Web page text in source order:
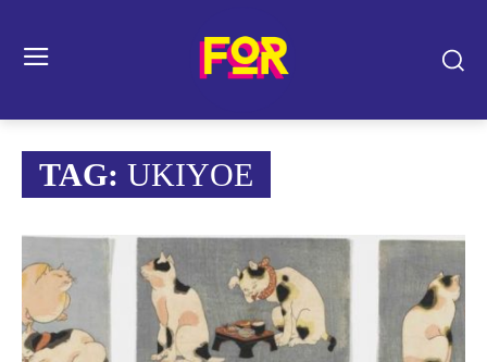
TAG: UKIYOE